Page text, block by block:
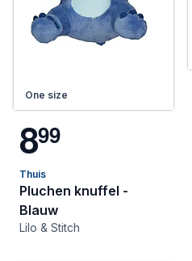
One size
899
Thuis
Pluchen knuffel -
Blauw
Lilo & Stitch